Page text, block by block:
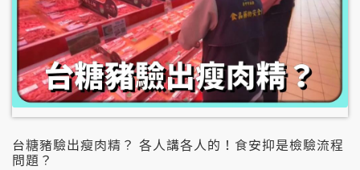
台糖豬驗出瘦肉精？ 各人講各人的！食安抑是檢驗流程
問題？